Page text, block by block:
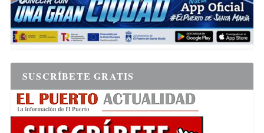
SUSCRÍBETE GRATIS